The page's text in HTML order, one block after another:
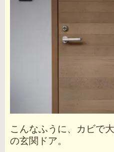
こんなふうに、カビで
の玄関ドア。